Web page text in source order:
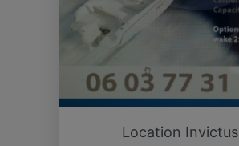
Location Invictus